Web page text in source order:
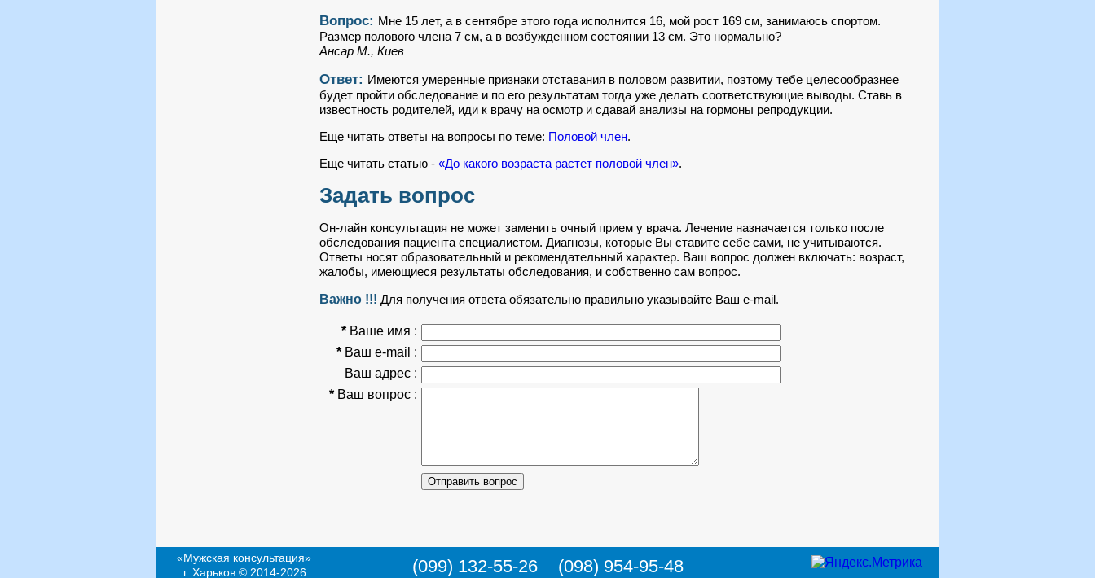
Вопрос: Мне 15 лет, а в сентябре этого года исполнится 16, мой рост 169 см, занимаюсь спортом.
Размер полового члена 7 см, а в возбужденном состоянии 13 см. Это нормально?
Ансар М., Киев
Ответ: Имеются умеренные признаки отставания в половом развитии, поэтому тебе целесообразнее
будет пройти обследование и по его результатам тогда уже делать соответствующие выводы. Ставь в
известность родителей, иди к врачу на осмотр и сдавай анализы на гормоны репродукции.
Еще читать ответы на вопросы по теме: Половой член.
Еще читать статью - «До какого возраста растет половой член».
Задать вопрос
Он-лайн консультация не может заменить очный прием у врача. Лечение назначается только после
обследования пациента специалистом. Диагнозы, которые Вы ставите себе сами, не учитываются.
Ответы носят образовательный и рекомендательный характер. Ваш вопрос должен включать: возраст,
жалобы, имеющиеся результаты обследования, и собственно сам вопрос.
Важно !!! Для получения ответа обязательно правильно указывайте Ваш e-mail.
* Ваше имя :
* Ваш e-mail :
Ваш адрес :
* Ваш вопрос :
«Мужская консультация»
г. Харьков © 2014-2026
(099) 132-55-26 (098) 954-95-48